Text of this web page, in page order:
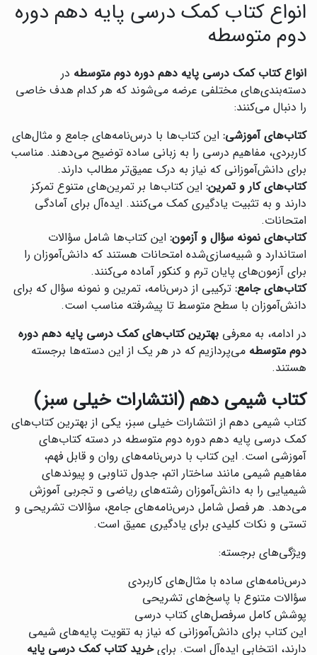
انواع کتاب کمک درسی پایه دهم دوره
دوم متوسطه
انواع کتاب کمک درسی پایه دهم دوره دوم متوسطه در
دسته‌بندی‌های مختلفی عرضه می‌شوند که هر کدام هدف خاصی
را دنبال می‌کنند:
کتاب‌های آموزشی: این کتاب‌ها با درس‌نامه‌های جامع و مثال‌های
کاربردی، مفاهیم درسی را به زبانی ساده توضیح می‌دهند. مناسب
برای دانش‌آموزانی که نیاز به درک عمیق‌تر مطالب دارند.
کتاب‌های کار و تمرین: این کتاب‌ها بر تمرین‌های متنوع تمرکز
دارند و به تثبیت یادگیری کمک می‌کنند. ایده‌آل برای آمادگی
امتحانات.
کتاب‌های نمونه سؤال و آزمون: این کتاب‌ها شامل سؤالات
استاندارد و شبیه‌سازی‌شده امتحانات هستند که دانش‌آموزان را
برای آزمون‌های پایان ترم و کنکور آماده می‌کنند.
کتاب‌های جامع: ترکیبی از درس‌نامه، تمرین و نمونه سؤال که برای
دانش‌آموزان با سطح متوسط تا پیشرفته مناسب است.
در ادامه، به معرفی بهترین کتاب‌های کمک درسی پایه دهم دوره
دوم متوسطه می‌پردازیم که در هر یک از این دسته‌ها برجسته
هستند.
کتاب شیمی دهم (انتشارات خیلی سبز)
کتاب شیمی دهم از انتشارات خیلی سبز، یکی از بهترین کتاب‌های
کمک درسی پایه دهم دوره دوم متوسطه در دسته کتاب‌های
آموزشی است. این کتاب با درس‌نامه‌های روان و قابل فهم،
مفاهیم شیمی مانند ساختار اتم، جدول تناوبی و پیوندهای
شیمیایی را به دانش‌آموزان رشته‌های ریاضی و تجربی آموزش
می‌دهد. هر فصل شامل درس‌نامه‌های جامع، سؤالات تشریحی و
تستی و نکات کلیدی برای یادگیری عمیق است.
ویژگی‌های برجسته:
درس‌نامه‌های ساده با مثال‌های کاربردی
سؤالات متنوع با پاسخ‌های تشریحی
پوشش کامل سرفصل‌های کتاب درسی
این کتاب برای دانش‌آموزانی که نیاز به تقویت پایه‌های شیمی
دارند، انتخابی ایده‌آل است. برایخرید کتاب کمک درسی پایه